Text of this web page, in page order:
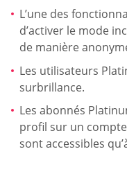
L’une des
d’activer le mode
de manière
Les utilisateurs
surbrillance.
Les abonnés
profil sur un
sont accessibles